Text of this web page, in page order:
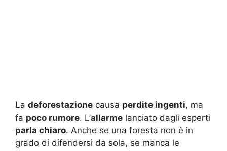
La deforestazione causa perdite ingenti, ma
fa poco rumore. L’allarme lanciato dagli esperti
parla chiaro. Anche se una foresta non è in
grado di difendersi da sola, se manca le